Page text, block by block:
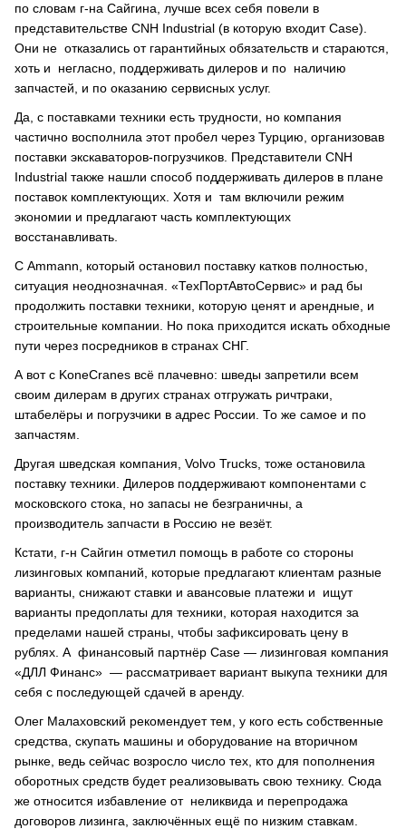
по словам г-на Сайгина, лучше всех себя повели в
представительстве CNH Industrial (в которую входит Case).
Они не отказались от гарантийных обязательств и стараются,
хоть и негласно, поддерживать дилеров и по наличию
запчастей, и по оказанию сервисных услуг.
Да, с поставками техники есть трудности, но компания
частично восполнила этот пробел через Турцию, организовав
поставки экскаваторов-погрузчиков. Представители CNH
Industrial также нашли способ поддерживать дилеров в плане
поставок комплектующих. Хотя и там включили режим
экономии и предлагают часть комплектующих
восстанавливать.
С Ammann, который остановил поставку катков полностью,
ситуация неоднозначная. «ТехПортАвтоСервис» и рад бы
продолжить поставки техники, которую ценят и арендные, и
строительные компании. Но пока приходится искать обходные
пути через посредников в странах СНГ.
А вот с KoneCranes всё плачевно: шведы запретили всем
своим дилерам в других странах отгружать ричтраки,
штабелёры и погрузчики в адрес России. То же самое и по
запчастям.
Другая шведская компания, Volvo Trucks, тоже остановила
поставку техники. Дилеров поддерживают компонентами с
московского стока, но запасы не безграничны, а
производитель запчасти в Россию не везёт.
Кстати, г-н Сайгин отметил помощь в работе со стороны
лизинговых компаний, которые предлагают клиентам разные
варианты, снижают ставки и авансовые платежи и ищут
варианты предоплаты для техники, которая находится за
пределами нашей страны, чтобы зафиксировать цену в
рублях. А финансовый партнёр Case — лизинговая компания
«ДЛЛ Финанс» — рассматривает вариант выкупа техники для
себя с последующей сдачей в аренду.
Олег Малаховский рекомендует тем, у кого есть собственные
средства, скупать машины и оборудование на вторичном
рынке, ведь сейчас возросло число тех, кто для пополнения
оборотных средств будет реализовывать свою технику. Сюда
же относится избавление от неликвида и перепродажа
договоров лизинга, заключённых ещё по низким ставкам.